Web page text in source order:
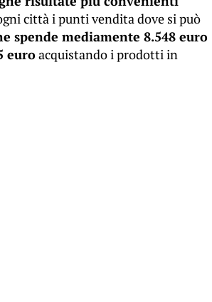
città i punti vendita dove si può
spende mediamente 8.548 euro
euroacquistando i prodotti in